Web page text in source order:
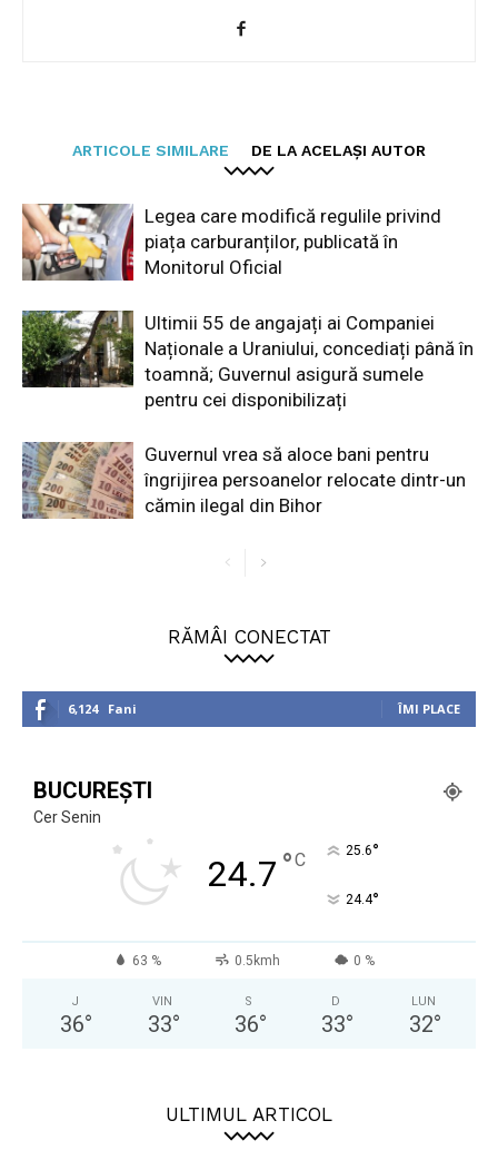
ARTICOLE SIMILARE DE LA ACELAȘI AUTOR
Legea care modifică regulile privind
piața carburanților, publicată în
Monitorul Oficial
Ultimii 55 de angajați ai Companiei
Naționale a Uraniului, concediați până în
toamnă; Guvernul asigură sumele
pentru cei disponibilizați
Guvernul vrea să aloce bani pentru
îngrijirea persoanelor relocate dintr-un
cămin ilegal din Bihor
RĂMÂI CONECTAT
6,124 Fani ÎMI PLACE
BUCUREȘTI
Cer Senin
24.7 °C 25.6°
24.4°
63 % 0.5kmh 0 %
J
36°
VIN
33°
S
36°
D
33°
LUN
32°
ULTIMUL ARTICOL